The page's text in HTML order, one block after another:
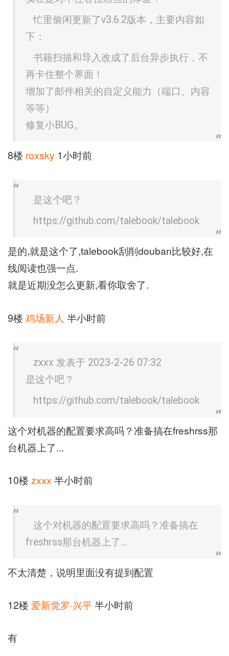
忙里偷闲更新了v3.6.2版本，主要内容如
下：
书籍扫描和导入改成了后台异步执行，不
再卡住整个界面！
增加了邮件相关的自定义能力（端口、内容
等等）
修复小BUG。
8楼 roxsky 1小时前
是这个吧？
https://github.com/talebook/talebook
是的,就是这个了,talebook刮削douban比较好,在
线阅读也强一点.
就是近期没怎么更新,看你取舍了.
9楼 鸡场新人 半小时前
zxxx 发表于 2023-2-26 07:32
是这个吧？
https://github.com/talebook/talebook
这个对机器的配置要求高吗？准备搞在freshrss那
台机器上了...
10楼 zxxx 半小时前
这个对机器的配置要求高吗？准备搞在
freshrss那台机器上了...
不太清楚，说明里面没有提到配置
12楼 爱新觉罗·兴平半小时前
有